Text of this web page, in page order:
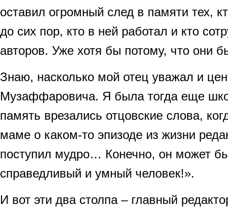
оставил огромный след в памяти тех,
до сих пор, кто в ней работал и кто
авторов. Уже хотя бы потому, что они
Знаю, насколько мой отец уважал и
Музаффаровича. Я была тогда еще
память врезались отцовские слова,
маме о каком-то эпизоде из жизни
поступил мудро… Конечно, он может
справедливый и умный человек!».
И вот эти два столпа – главный